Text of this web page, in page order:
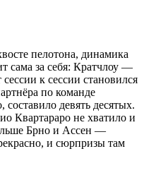
пелотона, динамика
сама за себя: Кратчлоу —
к сессии становился
по команде
девять десятых.
Квартараро не хватило и
Брно и Ассен —
и сюрпризы там